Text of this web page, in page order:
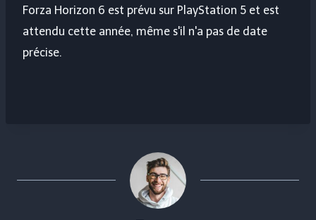
Forza Horizon 6 est prévu sur PlayStation 5 et est
attendu cette année, même s'il n'a pas de date
précise.